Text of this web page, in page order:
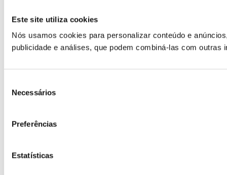
Este site utiliza cookies
Nós usamos cookies para personalizar conteúdo e
publicidade e análises, que podem combiná-las com
Necessários
Preferências
Estatísticas